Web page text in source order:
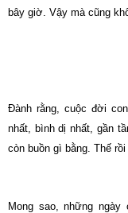
bây giờ. Vậy mà cũng
Đành rằng, cuộc đời
nhất, bình dị nhất, gần
còn buồn gì bằng. Thế
Mong sao, những